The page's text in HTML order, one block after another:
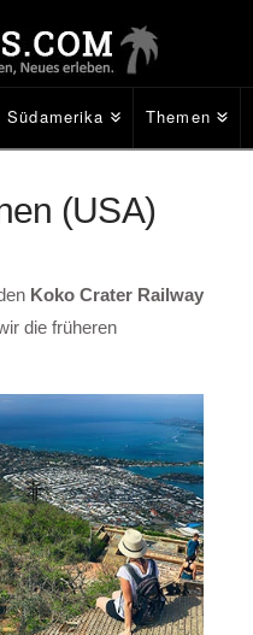
Südamerika Themen
(USA)
Koko Crater Railway
die früheren